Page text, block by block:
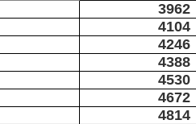
3962
4104
4246
4388
4530
4672
4814